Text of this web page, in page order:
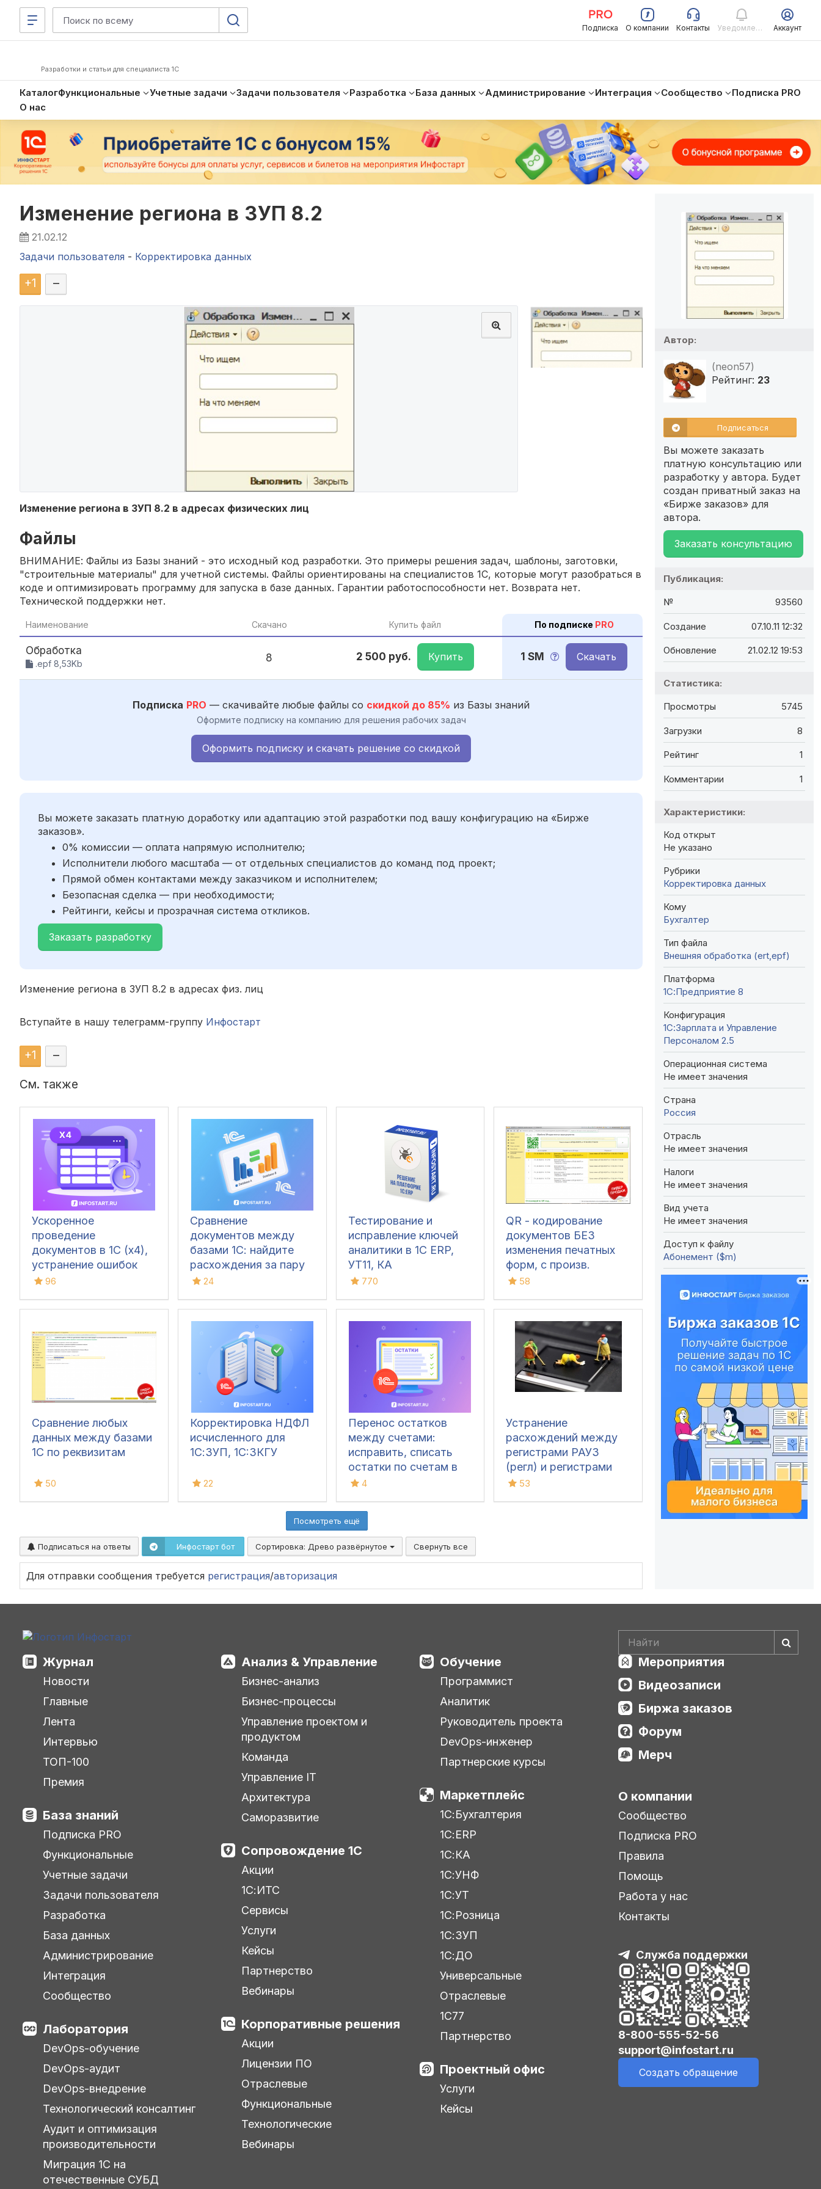
Подписка О компании Контакты Уведомления Аккаунт
Разработки и статьи для специалиста 1С
КаталогФункциональные Учетные задачи Задачи пользователя Разработка База данных Администрирование Интеграция Сообщество
Подписка PRO
О нас
Изменение региона в ЗУП 8.2
21.02.12
Задачи пользователя - Корректировка данных
+1 –
Изменение региона в ЗУП 8.2 в адресах физических лиц
Файлы
ВНИМАНИЕ: Файлы из Базы знаний - это исходный код разработки. Это примеры решения задач, шаблоны, заготовки,
"строительные материалы" для учетной системы. Файлы ориентированы на специалистов 1С, которые могут разобраться в
коде и оптимизировать программу для запуска в базе данных. Гарантии работоспособности нет. Возврата нет.
Технической поддержки нет.
Наименование Скачано Купить файл По подписке PRO
Обработка
.epf 8,53Kb 8 2 500 руб. Купить 1 SM Скачать
Подписка PRO — скачивайте любые файлы со скидкой до 85% из Базы знаний
Оформите подписку на компанию для решения рабочих задач
Оформить подписку и скачать решение со скидкой
Вы можете заказать платную доработку или адаптацию этой разработки под вашу конфигурацию на «Бирже
заказов».
0% комиссии — оплата напрямую исполнителю;
Исполнители любого масштаба — от отдельных специалистов до команд под проект;
Прямой обмен контактами между заказчиком и исполнителем;
Безопасная сделка — при необходимости;
Рейтинги, кейсы и прозрачная система откликов.
Заказать разработку
Изменение региона в ЗУП 8.2 в адресах физ. лиц
Вступайте в нашу телеграмм-группу Инфостарт
+1 –
См. также
Ускоренное
проведение
документов в 1С (x4),
устранение ошибок
60/62 счетов и зачет
3.0)
96
Сравнение
документов между
базами 1С: найдите
расхождения за пару
кликов
24
Тестирование и
исправление ключей
аналитики в 1С ERP,
УТ11, КА
770
QR - кодирование
документов БЕЗ
изменения печатных
форм, с произв.
алгоритмами создания
(в т.ч прикрепление
сканов к документам)
для УТ 11 (все), ERP 2,
КА 2, Розница 2, УНФ
1.6/3.0, БП 3, ЗУП 3
58
Сравнение любых
данных между базами
1С по реквизитам
50
Корректировка НДФЛ
исчисленного для
1С:ЗУП, 1C:ЗКГУ
22
Перенос остатков
между счетами:
исправить, списать
остатки по счетам в
1С4
Устранение
расхождений между
регистрами РАУЗ
(регл) и регистрами
учета ТМЦ, НЗП в
53
Посмотреть ещё
Подписаться на ответы Инфостарт бот Сортировка: Древо развёрнутое Свернуть все
Для отправки сообщения требуется регистрация/авторизация
Автор:
(neon57)
Рейтинг: 23
Подписаться
Вы можете заказать
платную консультацию или
разработку у автора. Будет
создан приватный заказ на
«Бирже заказов» для
автора.
Заказать консультацию
Публикация:
№ 93560
Создание 07.10.11 12:32
Обновление 21.02.12 19:53
Статистика:
Просмотры 5745
Загрузки 8
Рейтинг 1
Комментарии 1
Характеристики:
Код открыт
Не указано
Рубрики
Корректировка данных
Кому
Бухгалтер
Тип файла
Внешняя обработка (ert,epf)
Платформа
1С:Предприятие 8
Конфигурация
1С:Зарплата и Управление
Персоналом 2.5
Операционная система
Не имеет значения
Страна
Россия
Отрасль
Не имеет значения
Налоги
Не имеет значения
Вид учета
Не имеет значения
Доступ к файлу
Абонемент ($m)
Журнал
Новости
Главные
Лента
Интервью
ТОП-100
Премия
База знаний
Подписка PRO
Функциональные
Учетные задачи
Задачи пользователя
Разработка
База данных
Администрирование
Интеграция
Сообщество
Лаборатория
DevOps-обучение
DevOps-аудит
DevOps-внедрение
Технологический консалтинг
Аудит и оптимизация
производительности
Миграция 1С на
отечественные СУБД
Анализ & Управление
Бизнес-анализ
Бизнес-процессы
Управление проектом и
продуктом
Команда
Управление IT
Архитектура
Саморазвитие
Сопровождение 1С
Акции
1С:ИТС
Сервисы
Услуги
Кейсы
Партнерство
Вебинары
Корпоративные решения
Акции
Лицензии ПО
Отраслевые
Функциональные
Технологические
Вебинары
Обучение
Программист
Аналитик
Руководитель проекта
DevOps-инженер
Партнерские курсы
Маркетплейс
1С:Бухгалтерия
1С:ERP
1С:КА
1С:УНФ
1С:УТ
1С:Розница
1С:ЗУП
1С:ДО
Универсальные
Отраслевые
1С77
Партнерство
Проектный офис
Услуги
Кейсы
Мероприятия
Видеозаписи
Биржа заказов
Форум
Мерч
О компании
Сообщество
Подписка PRO
Правила
Помощь
Работа у нас
Контакты
Служба поддержки
8-800-555-52-56
support@infostart.ru
Создать обращение